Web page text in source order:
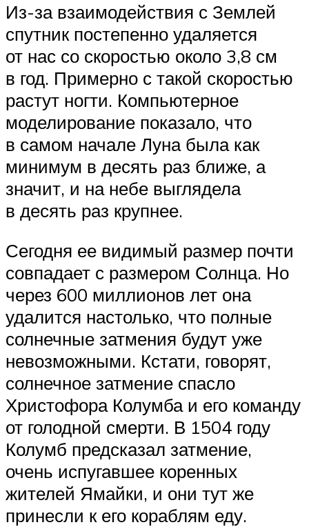
Из-за взаимодействия с Землей
спутник постепенно удаляется
от нас со скоростью около 3,8 см
в год. Примерно с такой скоростью
растут ногти. Компьютерное
моделирование показало, что
в самом начале Луна была как
минимум в десять раз ближе, а
значит, и на небе выглядела
в десять раз крупнее.
Сегодня ее видимый размер почти
совпадает с размером Солнца. Но
через 600 миллионов лет она
удалится настолько, что полные
солнечные затмения будут уже
невозможными. Кстати, говорят,
солнечное затмение спасло
Христофора Колумба и его команду
от голодной смерти. В 1504 году
Колумб предсказал затмение,
очень испугавшее коренных
жителей Ямайки, и они тут же
принесли к его кораблям еду.